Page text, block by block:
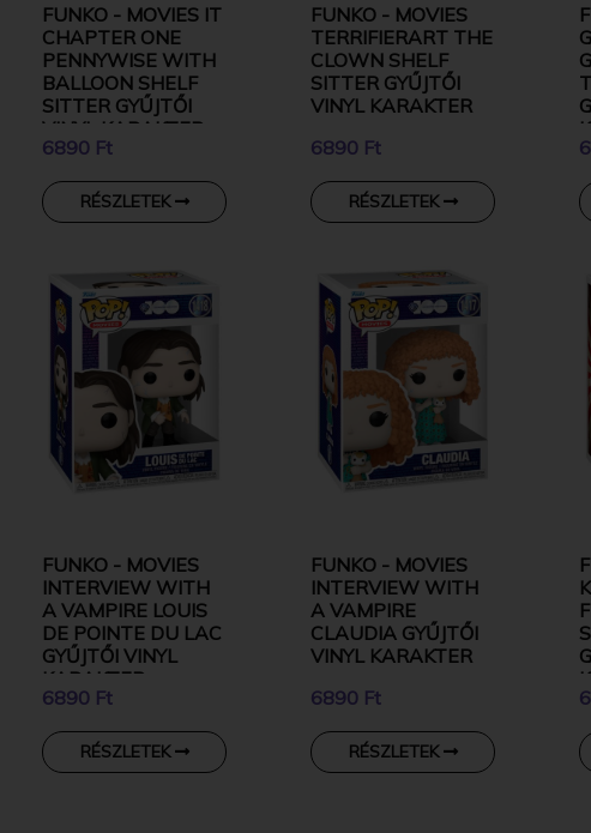
FUNKO - MOVIES IT
CHAPTER ONE
PENNYWISE WITH
BALLOON SHELF
SITTER GYŰJTŐI
VINYL KARAKTER
6890 Ft
RÉSZLETEK
FUNKO - MOVIES
TERRIFIERART THE
CLOWN SHELF
SITTER GYŰJTŐI
VINYL KARAKTER
6890 Ft
RÉSZLETEK
FUNKO - MOVIES
INTERVIEW WITH
A VAMPIRE LOUIS
DE POINTE DU LAC
GYŰJTŐI VINYL
KARAKTER
6890 Ft
RÉSZLETEK
FUNKO - MOVIES
INTERVIEW WITH
A VAMPIRE
CLAUDIA GYŰJTŐI
VINYL KARAKTER
6890 Ft
RÉSZLETEK